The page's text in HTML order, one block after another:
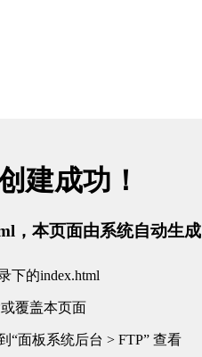
建成功！
，本页面由系统自动生成
下的index.html
覆盖本页面
“面板系统后台 > FTP” 查看